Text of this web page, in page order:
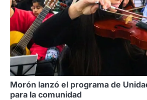
Morón lanzó el programa de
para la comunidad